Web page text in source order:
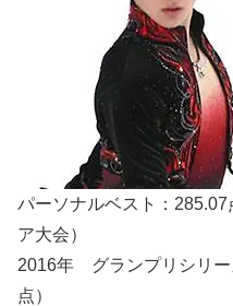
パーソナルベスト：
ア大会）
2016年 グランプリシリ
点）